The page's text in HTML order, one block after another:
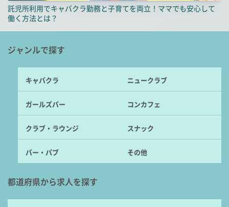
託児所利用でキャバクラ勤務と子育てを両立！ママでも安心して
働く方法とは？
ジャンルで探す
キャバクラ ニュークラブ
ガールズバー コンカフェ
クラブ・ラウンジ スナック
バー・パブ その他
都道府県から求人を探す